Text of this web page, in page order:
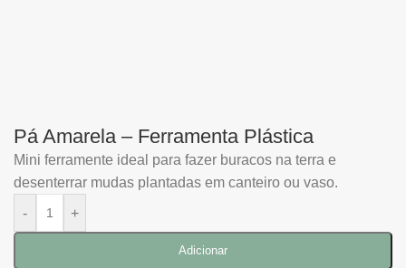
Pá Amarela – Ferramenta Plástica
Mini ferramente ideal para fazer buracos na terra e
desenterrar mudas plantadas em canteiro ou vaso.
-
+
Adicionar